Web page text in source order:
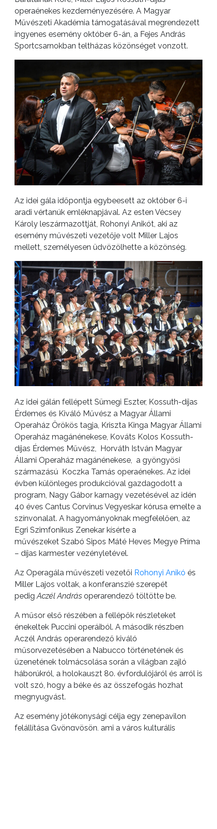
operaénekes kezdeményezésére. A Magyar
Művészeti Akadémia támogatásával megrendezett
ingyenes esemény október 6-án, a Fejes András
Sportcsarnokban teltházas közönséget vonzott.
Az idei gála időpontja egybeesett az október 6-i
aradi vértanúk emléknapjával. Az esten Vécsey
Károly leszármazottját, Rohonyi Anikót, aki az
esemény művészeti vezetője volt Miller Lajos
mellett, személyesen üdvözölhette a közönség.
Az idei gálán fellépett Sümegi Eszter, Kossuth-díjas
Érdemes és Kiváló Művész a Magyar Állami
Operaház Örökös tagja, Kriszta Kinga Magyar Állami
Operaház magánénekese, Kováts Kolos Kossuth-
díjas Érdemes Művész, Horváth István Magyar
Állami Operaház magánénekese, a gyöngyösi
származású Koczka Tamás operaénekes. Az idei
évben különleges produkcióval gazdagodott a
program, Nagy Gábor karnagy vezetésével az idén
40 éves Cantus Corvinus Vegyeskar kórusa emelte a
színvonalat. A hagyományoknak megfelelően, az
Egri Szimfonikus Zenekar kísérte a
művészeket Szabó Sipos Máté Heves Megye Príma
– díjas karmester vezényletével.
Az Operagála művészeti vezetői Rohonyi Anikó és
Miller Lajos voltak, a konferanszié szerepét
pedig Aczél András operarendező töltötte be.
A műsor első részében a fellépők részleteket
énekeltek Puccini operáiból. A második részben
Aczél András operarendező kiváló
műsorvezetésében a Nabucco történetének és
üzenetének tolmácsolása során a világban zajló
háborúkról, a holokauszt 80. évfordulójáról és arról is
volt szó, hogy a béke és az összefogás hozhat
megnyugvást.
Az esemény jótékonysági célja egy zenepavilon
felállítása Gyöngyösön, ami a város kulturális